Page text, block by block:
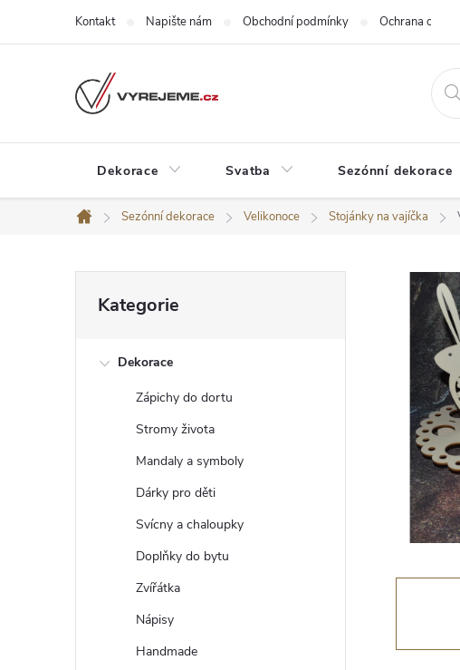
Kontakt Napište nám Obchodní podmínky Ochrana
Dekorace Svatba Sezónní dekorace
Domů
Sezónní dekorace Velikonoce Stojánky na vajíčka
kategorie
Kategorie
Dekorace
Zápichy do dortu
Stromy života
Mandaly a symboly
Dárky pro děti
Svícny a chaloupky
Doplňky do bytu
Zvířátka
Nápisy
Handmade